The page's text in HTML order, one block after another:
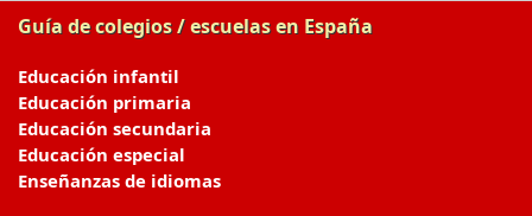
Guía de colegios / escuelas en España
Educación infantil
Educación primaria
Educación secundaria
Educación especial
Enseñanzas de idiomas